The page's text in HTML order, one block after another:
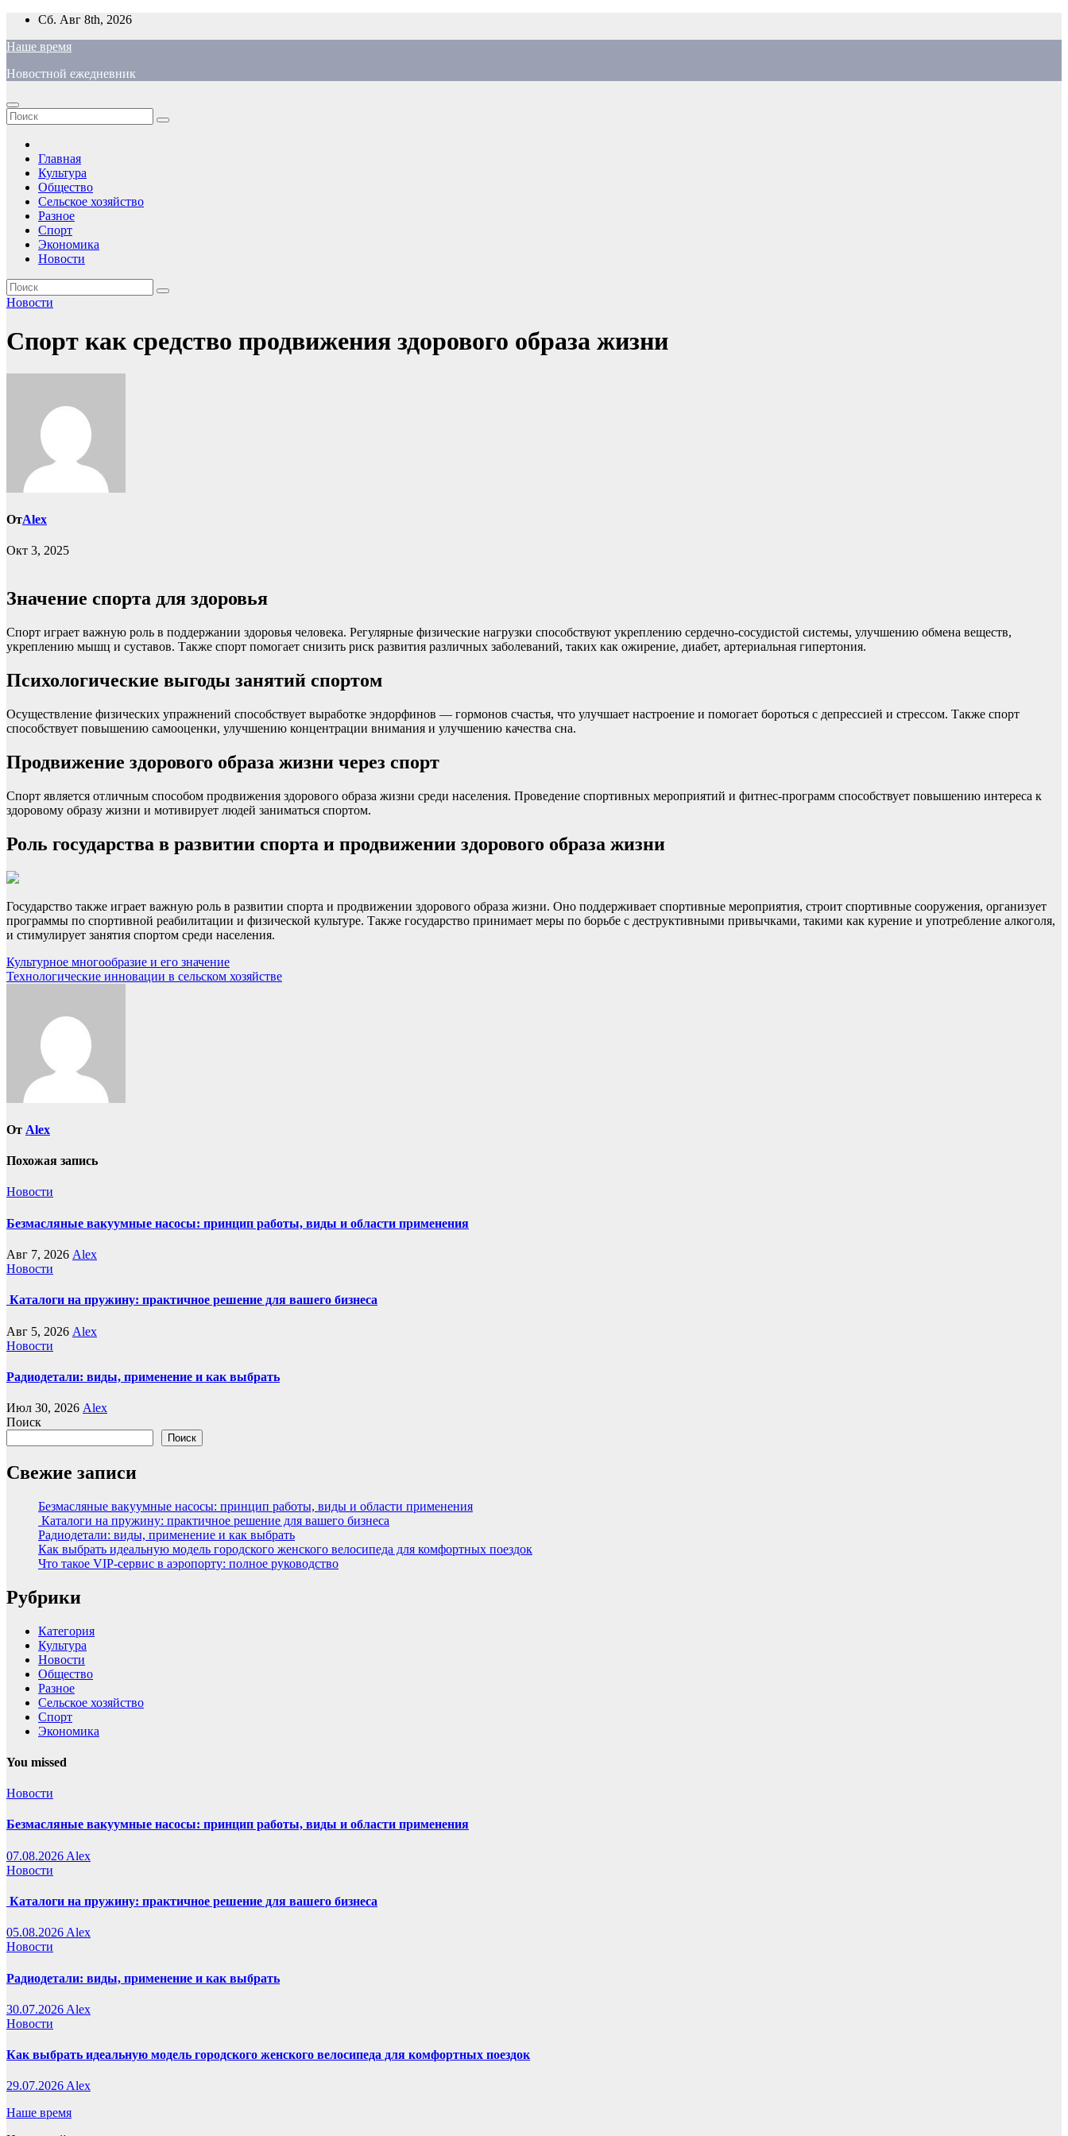
Перейти
содержимому
Сб. Авг 8th, 2026
Наше время
Новостной ежедневник
Главная
Культура
Общество
Сельское хозяйство
Разное
Спорт
Экономика
Новости
Новости
Спорт как средство продвижения здорового образа жизни
ОтAlex
Окт 3, 2025
Значение спорта для здоровья
Спорт играет важную роль в поддержании здоровья человека. Регулярные физические нагрузки способствуют укреплению сердечно-сосудистой системы, улучшению обмена веществ,
укреплению мышц и суставов. Также спорт помогает снизить риск развития различных заболеваний, таких как ожирение, диабет, артериальная гипертония.
Психологические выгоды занятий спортом
Осуществление физических упражнений способствует выработке эндорфинов — гормонов счастья, что улучшает настроение и помогает бороться с депрессией и стрессом. Также спорт
способствует повышению самооценки, улучшению концентрации внимания и улучшению качества сна.
Продвижение здорового образа жизни через спорт
Спорт является отличным способом продвижения здорового образа жизни среди населения. Проведение спортивных мероприятий и фитнес-программ способствует повышению интереса к
здоровому образу жизни и мотивирует людей заниматься спортом.
Роль государства в развитии спорта и продвижении здорового образа жизни
Государство также играет важную роль в развитии спорта и продвижении здорового образа жизни. Оно поддерживает спортивные мероприятия, строит спортивные сооружения, организует
программы по спортивной реабилитации и физической культуре. Также государство принимает меры по борьбе с деструктивными привычками, такими как курение и употребление алкоголя,
и стимулирует занятия спортом среди населения.
Навигация
по
Культурное многообразие и его значение
Технологические инновации в сельском хозяйстве
От Alex
Похожая запись
Новости
Безмасляные вакуумные насосы: принцип работы, виды и области применения
Авг 7, 2026 Alex
Новости
Каталоги на пружину: практичное решение для вашего бизнеса
Авг 5, 2026 Alex
Новости
Радиодетали: виды, применение и как выбрать
Июл 30, 2026 Alex
Поиск
Поиск
Свежие записи
Безмасляные вакуумные насосы: принцип работы, виды и области применения
Каталоги на пружину: практичное решение для вашего бизнеса
Радиодетали: виды, применение и как выбрать
Как выбрать идеальную модель городского женского велосипеда для комфортных поездок
Что такое VIP-сервис в аэропорту: полное руководство
Рубрики
Категория
Культура
Новости
Общество
Разное
Сельское хозяйство
Спорт
Экономика
You missed
Новости
Безмасляные вакуумные насосы: принцип работы, виды и области применения
07.08.2026 Alex
Новости
Каталоги на пружину: практичное решение для вашего бизнеса
05.08.2026 Alex
Новости
Радиодетали: виды, применение и как выбрать
30.07.2026 Alex
Новости
Как выбрать идеальную модель городского женского велосипеда для комфортных поездок
29.07.2026 Alex
Наше время